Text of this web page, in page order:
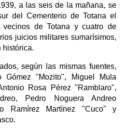
a las seis de la mañana, se
del Cementerio de Totana el
vecinos de Totana y cuatro de
juicios militares sumarísimos,
histórica.
según las mismas fuentes,
Gómez "Mozito", Miguel Mula
Rosa Pérez "Ramblaro",
Pedro Noguera Andreo
Ramírez Martínez "Cuco" y